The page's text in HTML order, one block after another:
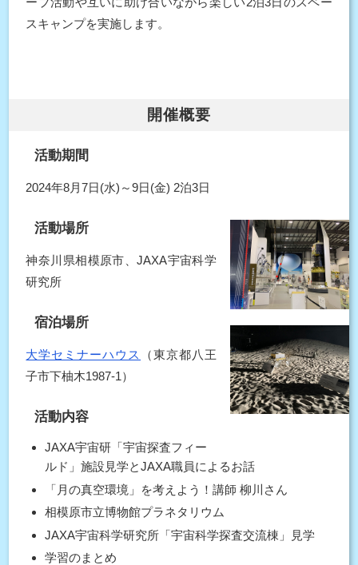
スキャンプを実施します。
開催概要
活動期間
2024年8月7日(水)～9日(金) 2泊3日
活動場所
神奈川県相模原市、JAXA宇宙科学
研究所
宿泊場所
大学セミナーハウス
（東京都八王
子市下柚木1987-1）
活動内容
JAXA宇宙研「宇宙探査フィー
ルド」施設見学とJAXA職員によるお話
「月の真空環境」を考えよう！講師 柳川さん
相模原市立博物館プラネタリウム
JAXA宇宙科学研究所「宇宙科学探査交流棟」見学
学習のまとめ